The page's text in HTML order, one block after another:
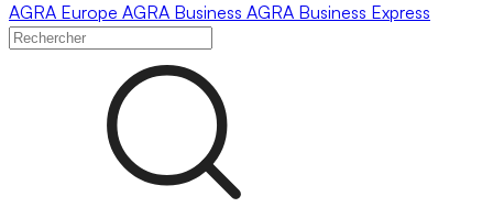
AGRA Europe AGRA Business AGRA Business Express